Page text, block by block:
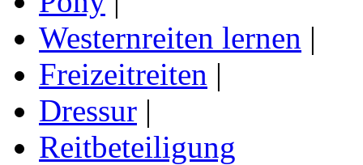
Westernreiten lernen |
Freizeitreiten |
Dressur |
Reitbeteiligung